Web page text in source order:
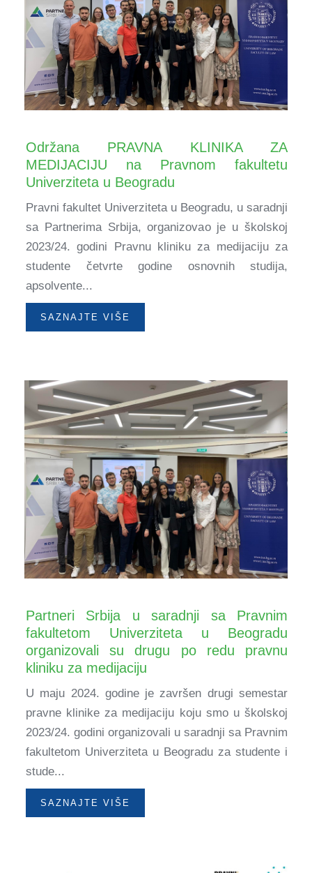
Održana PRAVNA KLINIKA ZA
MEDIJACIJU na Pravnom fakultetu
Univerziteta u Beogradu
Pravni fakultet Univerziteta u Beogradu, u saradnji
sa Partnerima Srbija, organizovao je u školskoj
2023/24. godini Pravnu kliniku za medijaciju za
studente četvrte godine osnovnih studija,
apsolvente...
SAZNAJTE VIŠE
Partneri Srbija u saradnji sa Pravnim
fakultetom Univerziteta u Beogradu
organizovali su drugu po redu pravnu
kliniku za medijaciju
U maju 2024. godine je završen drugi semestar
pravne klinike za medijaciju koju smo u školskoj
2023/24. godini organizovali u saradnji sa Pravnim
fakultetom Univerziteta u Beogradu za studente i
stude...
SAZNAJTE VIŠE